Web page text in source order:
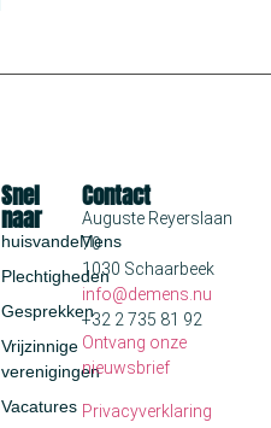
Snel
naar
huisvandeMens
Plechtigheden
Gesprekken
Vrijzinnige
verenigingen
Vacatures
Contact
Auguste Reyerslaan
70
1030 Schaarbeek
info@demens.nu
+32 2 735 81 92
Ontvang onze
nieuwsbrief
Privacyverklaring